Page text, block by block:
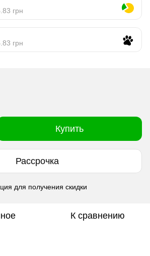
грн
грн
Купить
Рассрочка
для получения скидки
К сравнению